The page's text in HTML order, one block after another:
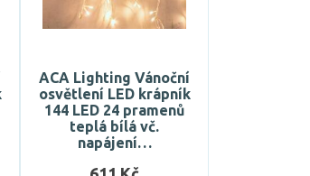
ACA Lighting Vánoční
osvětlení LED krápník
144 LED 24 pramenů
teplá bílá vč.
napájení…